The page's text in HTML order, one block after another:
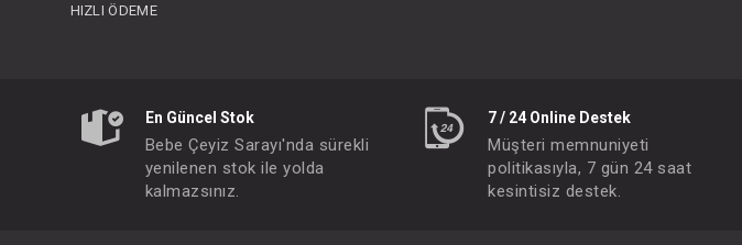
HIZLI ÖDEME
En Güncel Stok
Bebe Çeyiz Sarayı'nda sürekli
yenilenen stok ile yolda
kalmazsınız.
7 / 24 Online Destek
Müşteri memnuniyeti
politikasıyla, 7 gün 24 saat
kesintisiz destek.